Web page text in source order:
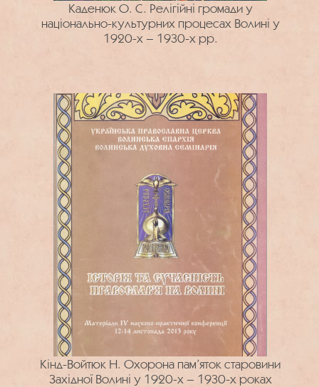
Каденюк О. С. Релігійні громади у
національно-культурних процесах Волині у
1920-х – 1930-х рр.
Кінд-Войтюк Н. Охорона пам’яток старовини
Західної Волині у 1920-х – 1930-х роках